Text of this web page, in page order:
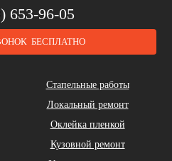
653-96-05
БЕСПЛАТНО
Стапельные работы
Локальный ремонт
Оклейка пленкой
Кузовной ремонт